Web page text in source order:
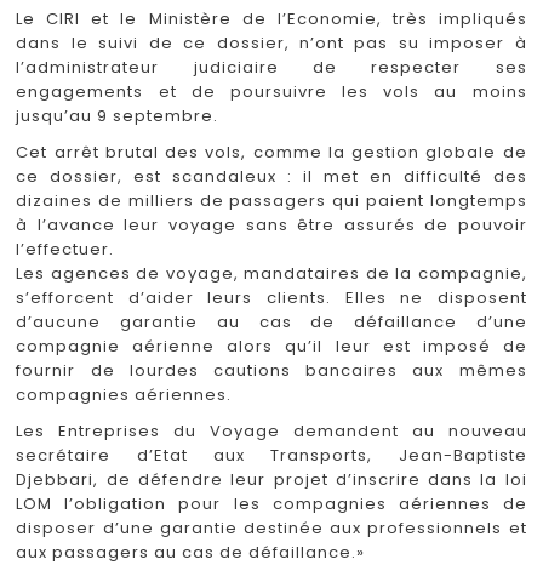
Le CIRI et le Ministère de l’Economie, très impliqués
dans le suivi de ce dossier, n’ont pas su imposer à
l’administrateur judiciaire de respecter ses
engagements et de poursuivre les vols au moins
jusqu’au 9 septembre.
Cet arrêt brutal des vols, comme la gestion globale de
ce dossier, est scandaleux : il met en difficulté des
dizaines de milliers de passagers qui paient longtemps
à l’avance leur voyage sans être assurés de pouvoir
l’effectuer.
Les agences de voyage, mandataires de la compagnie,
s’efforcent d’aider leurs clients. Elles ne disposent
d’aucune garantie au cas de défaillance d’une
compagnie aérienne alors qu’il leur est imposé de
fournir de lourdes cautions bancaires aux mêmes
compagnies aériennes.
Les Entreprises du Voyage demandent au nouveau
secrétaire d’Etat aux Transports, Jean-Baptiste
Djebbari, de défendre leur projet d’inscrire dans la loi
LOM l’obligation pour les compagnies aériennes de
disposer d’une garantie destinée aux professionnels et
aux passagers au cas de défaillance.»